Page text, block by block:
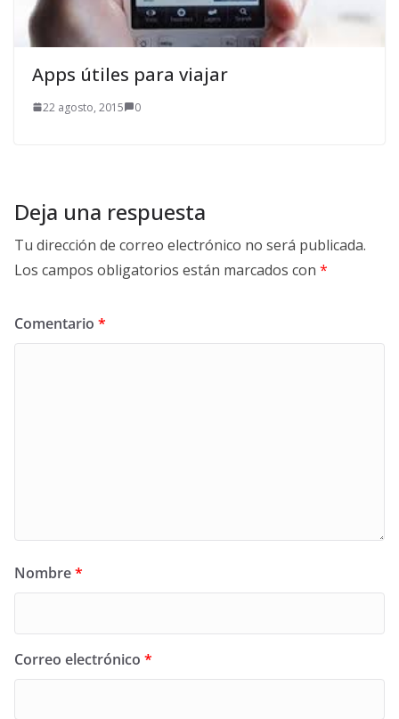
Apps útiles para viajar
22 agosto, 2015 0
Deja una respuesta
Tu dirección de correo electrónico no será publicada.
Los campos obligatorios están marcados con *
Comentario *
Nombre*
Correo electrónico *